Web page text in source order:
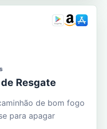
Resgate
de bom fogo
para apagar